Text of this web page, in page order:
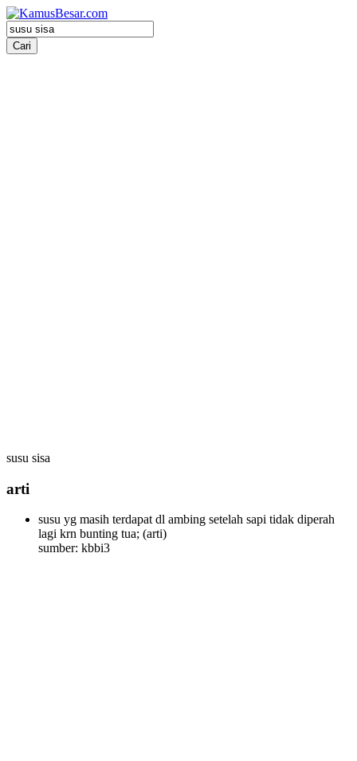
susu sisa
arti
susu yg masih terdapat dl ambing setelah sapi tidak diperah
lagi krn bunting tua; (arti)
sumber: kbbi3